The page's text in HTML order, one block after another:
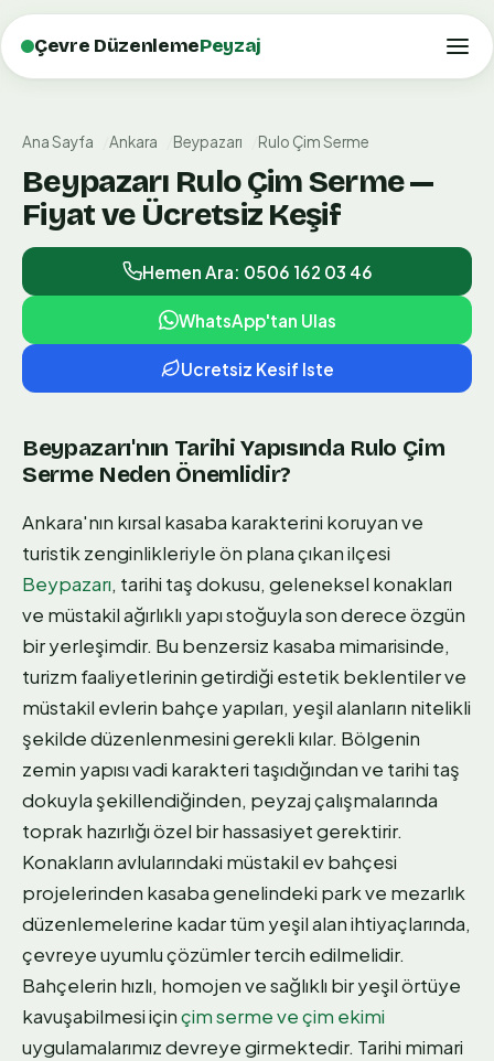
Çevre DüzenlemePeyzaj
Ana Sayfa Ankara Beypazarı Rulo Çim Serme
Beypazarı Rulo Çim Serme —
Fiyat ve Ücretsiz Keşif
Hemen Ara: 0506 162 03 46
WhatsApp'tan Ulas
Ucretsiz Kesif Iste
Beypazarı'nın Tarihi Yapısında Rulo Çim
Serme Neden Önemlidir?
Ankara'nın kırsal kasaba karakterini koruyan ve
turistik zenginlikleriyle ön plana çıkan ilçesi
Beypazarı, tarihi taş dokusu, geleneksel konakları
ve müstakil ağırlıklı yapı stoğuyla son derece özgün
bir yerleşimdir. Bu benzersiz kasaba mimarisinde,
turizm faaliyetlerinin getirdiği estetik beklentiler ve
müstakil evlerin bahçe yapıları, yeşil alanların nitelikli
şekilde düzenlenmesini gerekli kılar. Bölgenin
zemin yapısı vadi karakteri taşıdığından ve tarihi taş
dokuyla şekillendiğinden, peyzaj çalışmalarında
toprak hazırlığı özel bir hassasiyet gerektirir.
Konakların avlularındaki müstakil ev bahçesi
projelerinden kasaba genelindeki park ve mezarlık
düzenlemelerine kadar tüm yeşil alan ihtiyaçlarında,
çevreye uyumlu çözümler tercih edilmelidir.
Bahçelerin hızlı, homojen ve sağlıklı bir yeşil örtüye
kavuşabilmesi içinçim serme ve çim ekimi
uygulamalarımız devreye girmektedir. Tarihi mimari